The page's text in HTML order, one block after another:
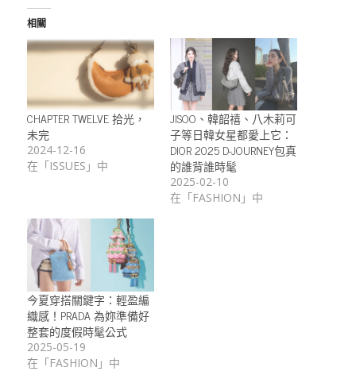
相關
CHAPTER TWELVE 拾光，
未完
2024-12-16
在「ISSUES」中
JISOO、韓韶禧、八木莉可
子等日韓女星都愛上它：
DIOR 2025 D-JOURNEY包真
的誰背誰時髦
2025-02-10
在「FASHION」中
今夏穿搭關鍵字：輕盈編
織感！PRADA 為妳準備好
整套的度假時髦公式
2025-05-19
在「FASHION」中